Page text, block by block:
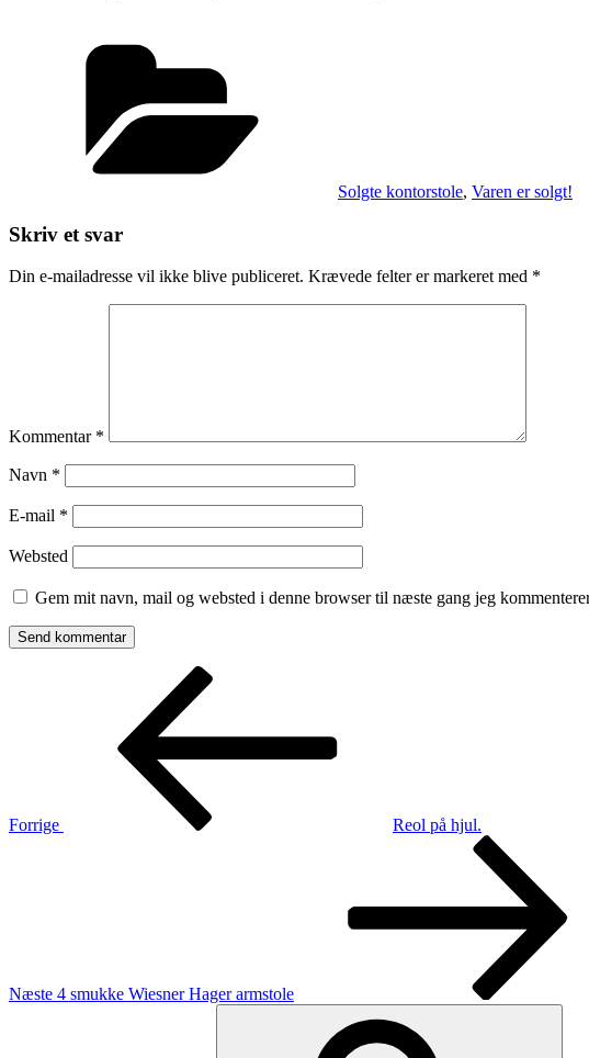
Solgte kontorstole, Varen er solgt!
Skriv et svar
Din e-mailadresse vil ikke blive publiceret. Krævede felter er markeret med *
Kommentar *
Navn *
E-mail *
Websted
Gem mit navn, mail og websted i denne browser til næste gang jeg
Indlægsnavigation
Forrige
Reol på hjul.
Næste 4 smukke Wiesner Hager armstole